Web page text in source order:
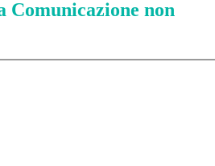
Comunicazione non